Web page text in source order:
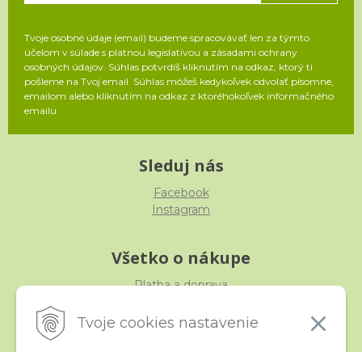
Tvoje cookies nastavenie
Tvoje osobné údaje (email) budeme spracovávať len za týmto
účelom v súlade s platnou legislatívou a zásadami ochrany
osobných údajov. Súhlas potvrdíš kliknutím na odkaz, ktorý ti
pošleme na Tvoj email. Súhlas môžeš kedykoľvek odvolať písomne,
emailom alebo kliknutím na odkaz z ktoréhokoľvek informačného
emailu.
Sleduj nás
Facebook
Instagram
Všetko o nákupe
Platba a doprava
Obchodné podmienky